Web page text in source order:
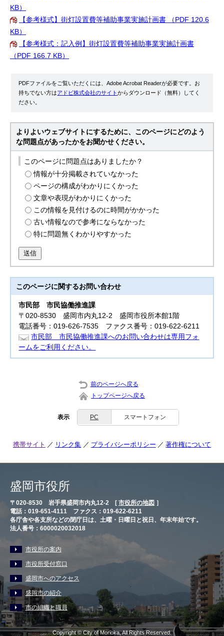
KB）
【参考様式】街灯設置費等補助事業実施計画書 （PDF 120.6
KB）
【参考様式：記入例】街灯設置費等補助事業実施計画書
（PDF 166.7 KB）
PDFファイルをご覧いただくには、Adobe Acrobat Readerが必要です。お
持ちでない方はアドビ株式会社のサイトからダウンロード（無料）してく
ださい。
よりよいウェブサイトにするために、このページにどのよう
な問題点があったかをお聞かせください。
このページに問題点はありましたか？
情報が十分掲載されていなかった
ページの構成がわかりにくかった
文章や表現がわかりにくかった
この情報を見付けるのに時間がかかった
古い情報なので参考にならなかった
特に問題無くわかりやすかった
送信
このページに関するお問い合わせ
市民部市民協働推進課
〒020-8530 盛岡市内丸12-2 盛岡市役所本館1階
電話番号：019-626-7535 ファクス番号：019-622-6211
市民部 市民協働推進課へのお問い合わせは専用フォ
ームをご利用ください。
前のページへ戻る
トップページへ戻る
表示 PC スマートフォン
携帯サイト リンク集 プライバシーポリシー 著作権について
盛岡市役所
〒020-8530 岩手県盛岡市内丸12-2 [ 市役所の地図 ］
電話：019-651-4111 ファクス：019-622-6211
各庁舎や各支所などの閉庁日は、土曜・日曜日と祝日、年末年始です。
法人番号：6000020032018
市役所の案内
市役所受付窓口
盛岡市へのアクセス
盛岡市の紹介
市の組織と職員
Copyright © City of Morioka, All Rights Reserved.